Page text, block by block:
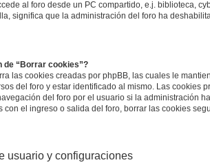
al foro desde un PC compartido, e.j. biblioteca,
significa que la administración del foro ha
de “Borrar cookies”?
las cookies creadas por phpBB, las cuales le
del foro y estar identificado al mismo. Las cookies
del foro por el usuario si la administración
con el ingreso o salida del foro, borrar las cookies
usuario y configuraciones